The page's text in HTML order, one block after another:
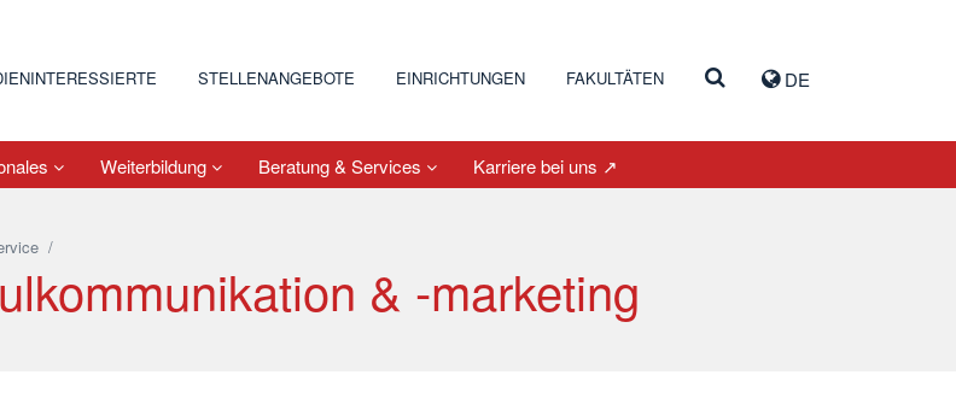
DE
STELLENANGEBOTE EINRICHTUNGEN FAKULTÄTEN
Weiterbildung Beratung & Services Karriere bei uns ↗
/
& -marketing